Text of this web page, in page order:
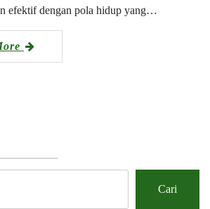
efektif dengan pola hidup yang…
Cari